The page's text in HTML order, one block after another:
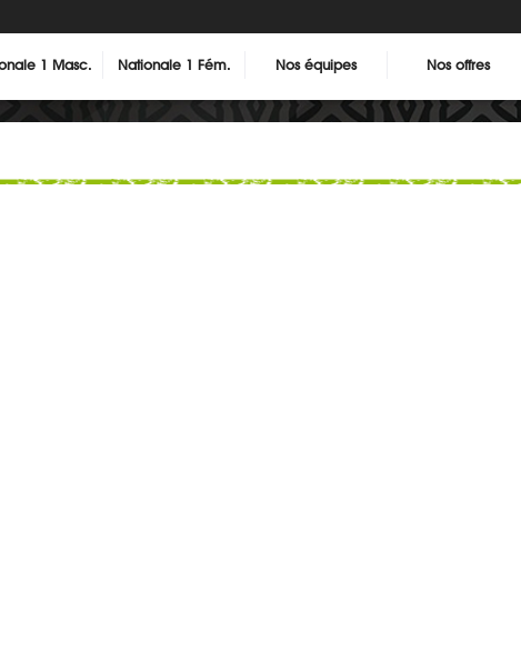
1 Masc. Nationale 1 Fém. Nos équipes Nos offres